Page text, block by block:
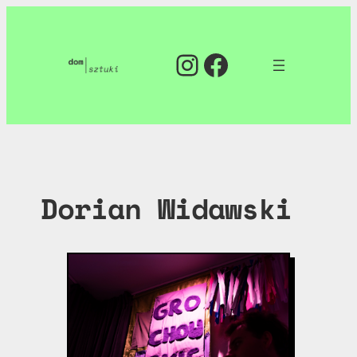
InstagramFacebook
Dorian Widawski